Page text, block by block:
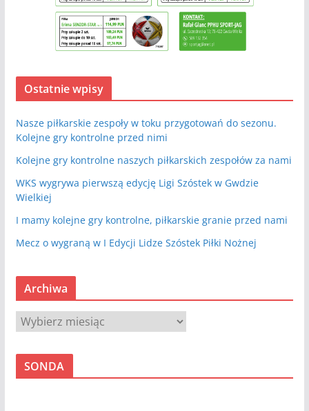
Ostatnie wpisy
Nasze piłkarskie zespoły w toku przygotowań do sezonu.
Kolejne gry kontrolne przed nimi
Kolejne gry kontrolne naszych piłkarskich zespołów za nami
WKS wygrywa pierwszą edycję Ligi Szóstek w Gwdzie
Wielkiej
I mamy kolejne gry kontrolne, piłkarskie granie przed nami
Mecz o wygraną w I Edycji Lidze Szóstek Piłki Nożnej
Archiwa
A
r
c
SONDA